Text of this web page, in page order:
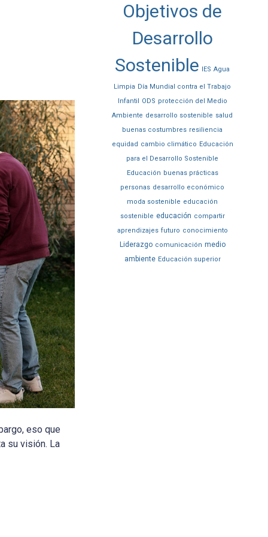
eso que
su visión. La
Objetivos de
Desarrollo
Sostenible IES Agua
Limpia Día Mundial contra el Trabajo
Infantil ODS protección del Medio
Ambiente desarrollo sostenible salud
buenas costumbres resiliencia
equidad cambio climático Educación
para el Desarrollo Sostenible
Educación buenas prácticas
personas desarrollo económico
moda sostenible educación
sostenible educación compartir
aprendizajes futuro conocimiento
Liderazgo comunicación medio
ambiente Educación superior